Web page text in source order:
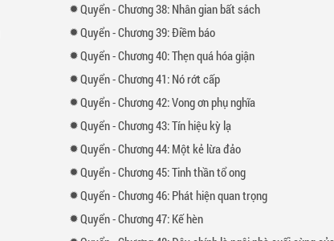
Quyển-Chương38: Nhân gian bất sách
Quyển-Chương39: Điềm báo
Quyển-Chương40: Thẹn quá hóa giận
Quyển-Chương41: Nó rớt cấp
Quyển-Chương42: Vong ơn phụ nghĩa
Quyển-Chương43: Tín hiệu kỳ lạ
Quyển-Chương44: Một kẻ lừa đảo
Quyển-Chương45: Tinh thần tổ ong
Quyển-Chương46: Phát hiện quan trọng
Quyển-Chương47: Kế hèn